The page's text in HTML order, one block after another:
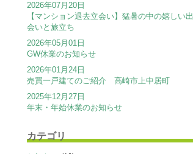
2026年07月20日
【マンション退去立会い】猛暑の中の嬉しい出
会いと旅立ち
2026年05月01日
GW休業のお知らせ
2026年01月24日
売買一戸建てのご紹介 高崎市上中居町
2025年12月27日
年末・年始休業のお知らせ
カテゴリ